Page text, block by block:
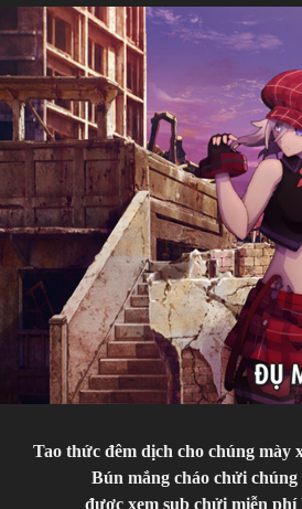
Tao thức đêm dịch cho chúng mày
Bún mắng cháo chửi
được xem sub chửi miễn